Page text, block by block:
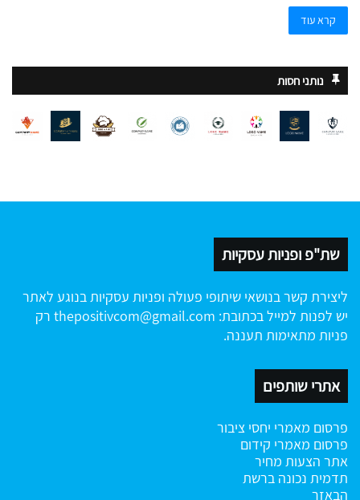
קרא עוד
נותני חסות
שת"פ ופניות עסקיות
ליצירת קשר בנושאי שיתופי פעולה ופניות עסקיות בנוגע לאתר
יש לפנות למייל בכתובת: thepositivcom@gmail.com רק
פניות מתאימות תעננה.
אתרי שותפים
פרסום מאמרי יחסי ציבור
פרסום מאמרי קידום
אתר הצעות מחיר
תדמית נכונה ברשת
הבאזר